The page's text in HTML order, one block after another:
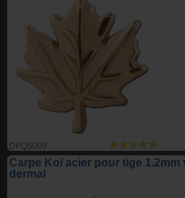
DFQS009
Carpe Koï acier pour tige
dermal